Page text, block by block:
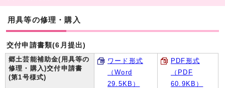
用具等の修理・購入
交付申請書類(6月提出)
郷土芸能補助金(用具等の
修理・購入)交付申請書
(第1号様式)
ワード形式
（Word
29.5KB）
PDF形式
（PDF
60.9KB）